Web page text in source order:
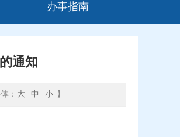
办事指南
通知
： 大 中 小 】